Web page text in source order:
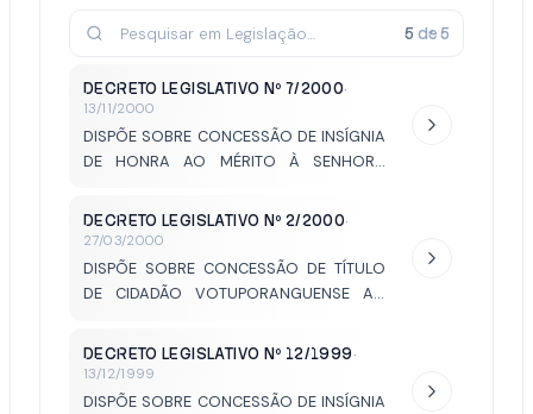
5 de5
DECRETO LEGISLATIVO Nº 7/2000·
13/11/2000
DISPÕE SOBRE CONCESSÃO DE INSÍGNIA
DE HONRA AO MÉRITO À SENHORA
DECRETO LEGISLATIVO Nº 2/2000·
27/03/2000
DISPÕE SOBRE CONCESSÃO DE TÍTULO
DE CIDADÃO VOTUPORANGUENSE AO
DECRETO LEGISLATIVO Nº 12/1999·
13/12/1999
DISPÕE SOBRE CONCESSÃO DE INSÍGNIA